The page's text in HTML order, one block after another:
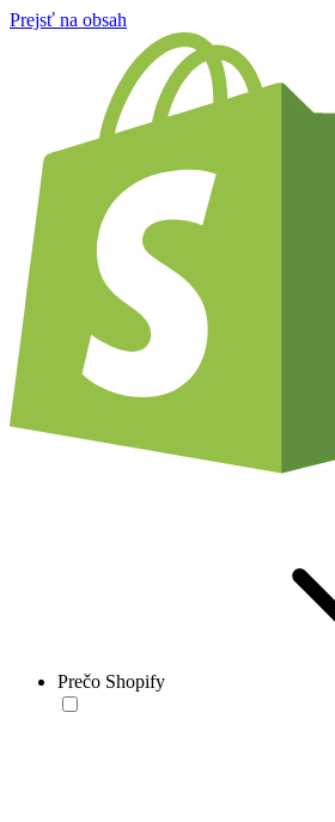
Prejsť na obsah
Prečo Shopify